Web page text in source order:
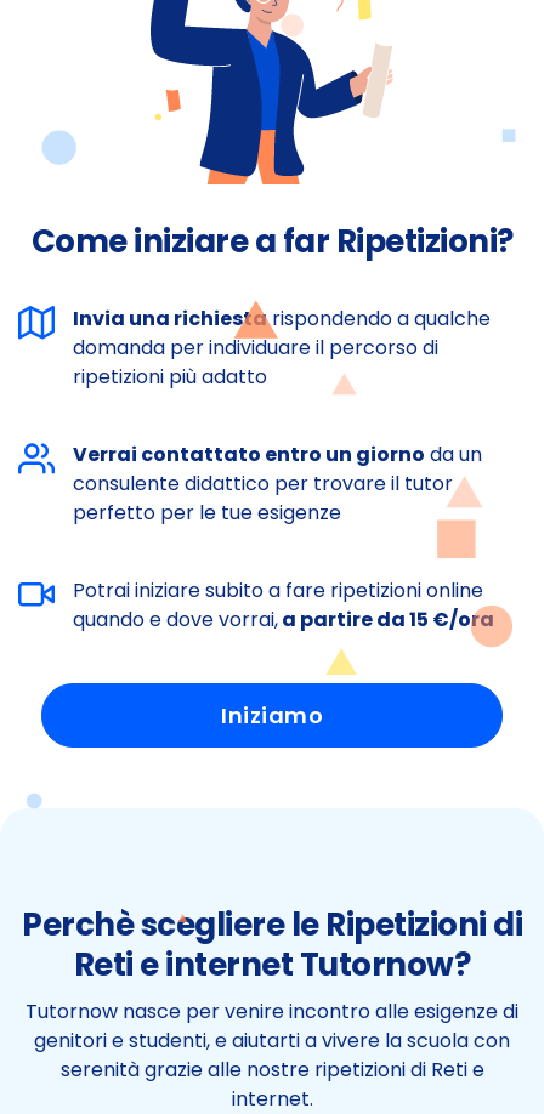
Come iniziare a far Ripetizioni?
Invia una richiestarispondendo a qualche
domanda per individuare il percorso di
ripetizioni più adatto
Verrai contattato entro un giorno da un
consulente didattico per trovare il tutor
perfetto per le tue esigenze
Potrai iniziare subito a fare ripetizioni online
quando e dove vorrai,a partire da 15 €/ora
Iniziamo
Perchè scegliere le Ripetizioni di
Reti e internet Tutornow?
Tutornow nasce per venire incontro alle esigenze di
genitori e studenti, e aiutarti a vivere la scuola con
serenità grazie alle nostre ripetizioni di Reti e
internet.